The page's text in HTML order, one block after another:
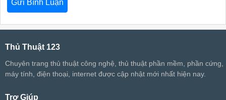
Thủ Thuật 123
Chuyên trang thủ thuật công nghệ, thủ thuật phần mềm, phần cứng,
máy tính, điện thoại, internet được cập nhật mới nhất hiện nay.
Trợ Giúp